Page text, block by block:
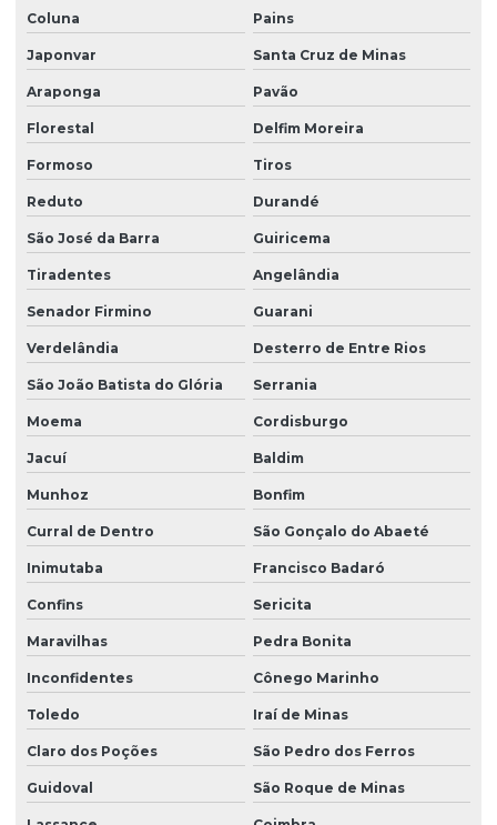
Coluna Pains
Japonvar Santa Cruz de Minas
Araponga Pavão
Florestal Delfim Moreira
Formoso Tiros
Reduto Durandé
São José da Barra Guiricema
Tiradentes Angelândia
Senador Firmino Guarani
Verdelândia Desterro de Entre Rios
São João Batista do Glória Serrania
Moema Cordisburgo
Jacuí Baldim
Munhoz Bonfim
Curral de Dentro São Gonçalo do Abaeté
Inimutaba Francisco Badaró
Confins Sericita
Maravilhas Pedra Bonita
Inconfidentes Cônego Marinho
Toledo Iraí de Minas
Claro dos Poções São Pedro dos Ferros
Guidoval São Roque de Minas